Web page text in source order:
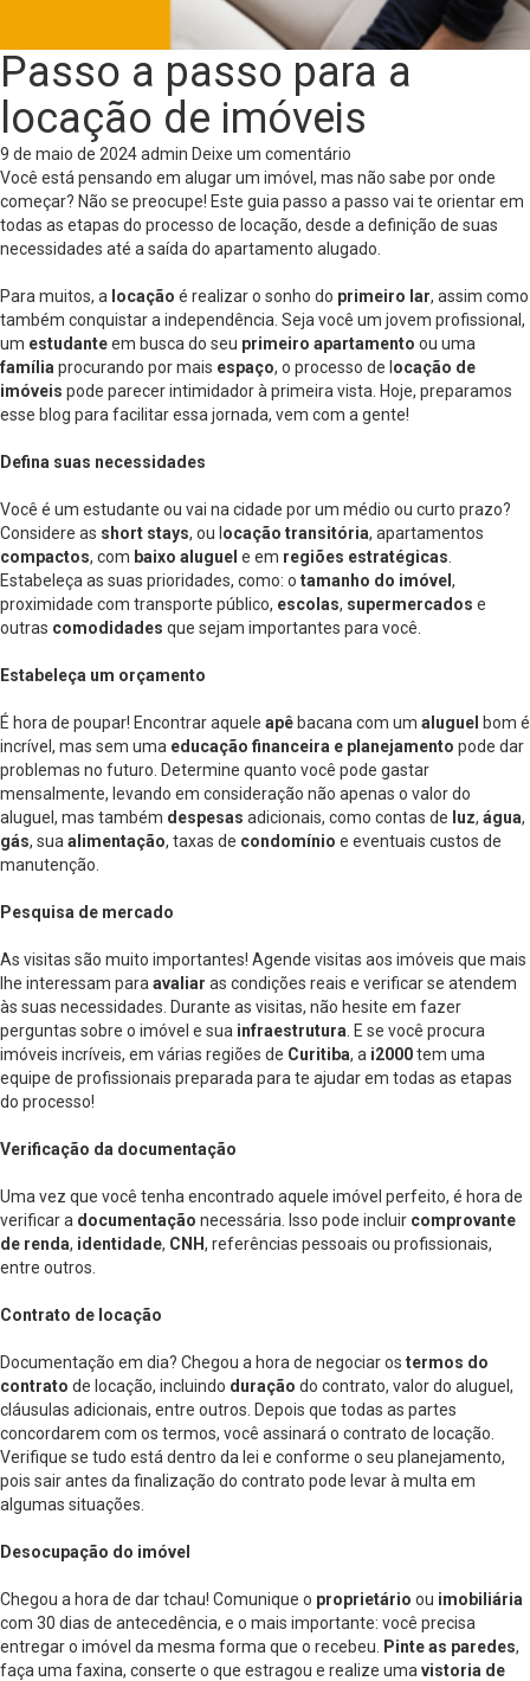
Passo a passo para a
locação de imóveis
9 de maio de 2024admin Deixe um comentário
Você está pensando em alugar um imóvel, mas não sabe por onde
começar? Não se preocupe! Este guia passo a passo vai te orientar em
todas as etapas do processo de locação, desde a definição de suas
necessidades até a saída do apartamento alugado.
Para muitos, a locação é realizar o sonho do primeiro lar, assim como
também conquistar a independência. Seja você um jovem profissional,
um estudanteem busca do seu primeiro apartamento ou uma
família procurando por mais espaço, o processo de l ocação de
imóveis pode parecer intimidador à primeira vista. Hoje, preparamos
esse blog para facilitar essa jornada, vem com a gente!
Defina suas necessidades
Você é um estudante ou vai na cidade por um médio ou curto prazo?
Considere as short stays, ou l ocação transitória, apartamentos
compactos, com baixo aluguel e em regiões estratégicas
Estabeleça as suas prioridades, como: o tamanho do imóvel ,
proximidade com transporte público, escolas, supermercados e
outras comodidades que sejam importantes para você.
Estabeleça um orçamento
É hora de poupar! Encontrar aquele apê bacana com um aluguel bom é
incrível, mas sem uma educação financeira e planejamento pode dar
problemas no futuro. Determine quanto você pode gastar
mensalmente, levando em consideração não apenas o valor do
aluguel, mas também despesas adicionais, como contas de luz, água,
gás, sua alimentação, taxas de condomínio e eventuais custos de
manutenção.
Pesquisa de mercado
As visitas são muito importantes! Agende visitas aos imóveis que mais
lhe interessam para avaliar as condições reais e verificar se atendem
às suas necessidades. Durante as visitas, não hesite em fazer
perguntas sobre o imóvel e sua infraestrutura . E se você procura
imóveis incríveis, em várias regiões de Curitiba, a i2000tem uma
equipe de profissionais preparada para te ajudar em todas as etapas
do processo!
Verificação da documentação
Uma vez que você tenha encontrado aquele imóvel perfeito, é hora de
verificar a documentação necessária. Isso pode incluir comprovante
de renda, identidade, CNH, referências pessoais ou profissionais,
entre outros.
Contrato de locação
Documentação em dia? Chegou a hora de negociar os termos do
contrato de locação, incluindo duração do contrato, valor do aluguel,
cláusulas adicionais, entre outros. Depois que todas as partes
concordarem com os termos, você assinará o contrato de locação.
Verifique se tudo está dentro da lei e conforme o seu planejamento,
pois sair antes da finalização do contrato pode levar à multa em
algumas situações.
Desocupação do imóvel
Chegou a hora de dar tchau! Comunique o proprietário ou imobiliária
com 30 dias de antecedência, e o mais importante: você precisa
entregar o imóvel da mesma forma que o recebeu.
Pinte as paredes,
faça uma faxina, conserte o que estragou e realize uma vistoria de